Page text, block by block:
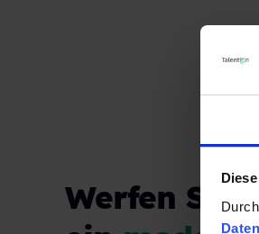
Werfen Sie